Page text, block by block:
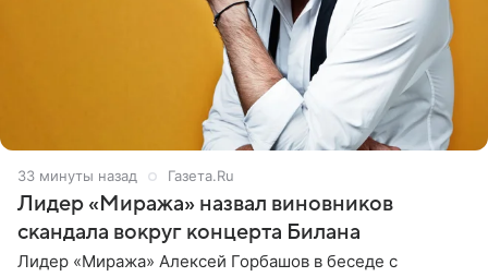
33 минуты назад Газета.Ru
Лидер «Миража» назвал виновников
скандала вокруг концерта Билана
Лидер «Миража» Алексей Горбашов в беседе с